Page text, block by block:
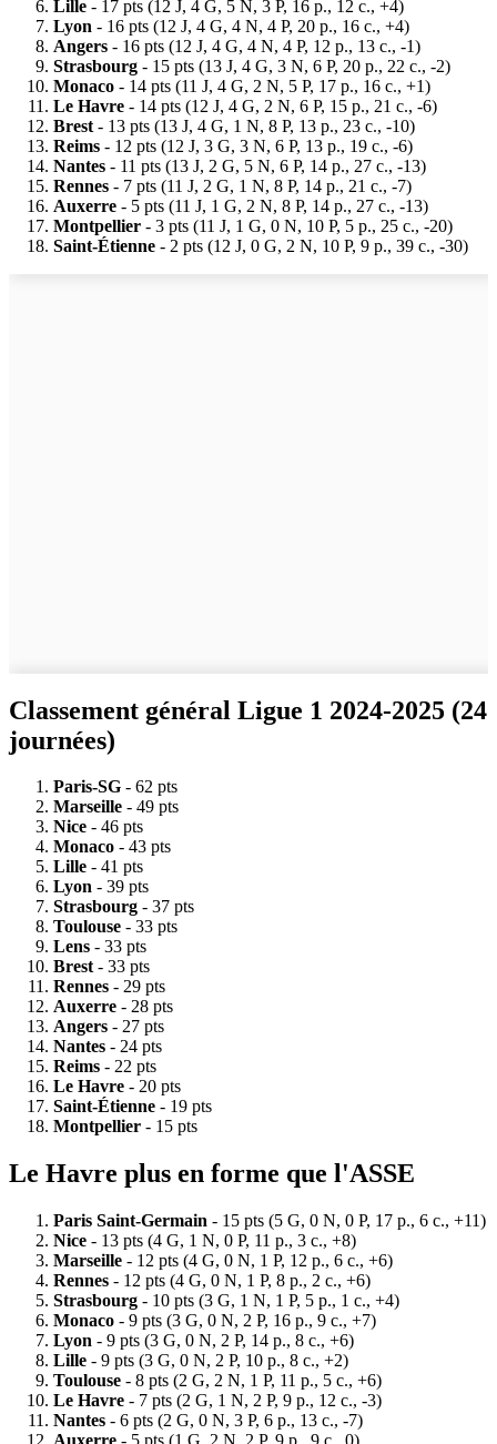
Lille - 17 pts (12 J, 4 G, 5 N, 3 P, 16 p., 12 c., +4)
Lyon - 16 pts (12 J, 4 G, 4 N, 4 P, 20 p., 16 c., +4)
Angers - 16 pts (12 J, 4 G, 4 N, 4 P, 12 p., 13 c., -1)
Strasbourg - 15 pts (13 J, 4 G, 3 N, 6 P, 20 p., 22 c., -2)
Monaco - 14 pts (11 J, 4 G, 2 N, 5 P, 17 p., 16 c., +1)
Le Havre - 14 pts (12 J, 4 G, 2 N, 6 P, 15 p., 21 c., -6)
Brest - 13 pts (13 J, 4 G, 1 N, 8 P, 13 p., 23 c., -10)
Reims - 12 pts (12 J, 3 G, 3 N, 6 P, 13 p., 19 c., -6)
Nantes - 11 pts (13 J, 2 G, 5 N, 6 P, 14 p., 27 c., -13)
Rennes - 7 pts (11 J, 2 G, 1 N, 8 P, 14 p., 21 c., -7)
Auxerre - 5 pts (11 J, 1 G, 2 N, 8 P, 14 p., 27 c., -13)
Montpellier - 3 pts (11 J, 1 G, 0 N, 10 P, 5 p., 25 c., -20)
Saint-Étienne - 2 pts (12 J, 0 G, 2 N, 10 P, 9 p., 39 c., -30)
Classement général Ligue 1 2024-2025 (24
journées)
Paris-SG - 62 pts
Marseille - 49 pts
Nice - 46 pts
Monaco - 43 pts
Lille - 41 pts
Lyon - 39 pts
Strasbourg - 37 pts
Toulouse - 33 pts
Lens - 33 pts
Brest- 33 pts
Rennes - 29 pts
Auxerre - 28 pts
Angers - 27 pts
Nantes - 24 pts
Reims - 22 pts
Le Havre - 20 pts
Saint-Étienne - 19 pts
Montpellier - 15 pts
Le Havre plus en forme que l'ASSE
Paris Saint-Germain - 15 pts (5 G, 0 N, 0 P, 17 p., 6 c., +11)
Nice - 13 pts (4 G, 1 N, 0 P, 11 p., 3 c., +8)
Marseille - 12 pts (4 G, 0 N, 1 P, 12 p., 6 c., +6)
Rennes - 12 pts (4 G, 0 N, 1 P, 8 p., 2 c., +6)
Strasbourg - 10 pts (3 G, 1 N, 1 P, 5 p., 1 c., +4)
Monaco - 9 pts (3 G, 0 N, 2 P, 16 p., 9 c., +7)
Lyon - 9 pts (3 G, 0 N, 2 P, 14 p., 8 c., +6)
Lille - 9 pts (3 G, 0 N, 2 P, 10 p., 8 c., +2)
Toulouse - 8 pts (2 G, 2 N, 1 P, 11 p., 5 c., +6)
Le Havre - 7 pts (2 G, 1 N, 2 P, 9 p., 12 c., -3)
Nantes - 6 pts (2 G, 0 N, 3 P, 6 p., 13 c., -7)